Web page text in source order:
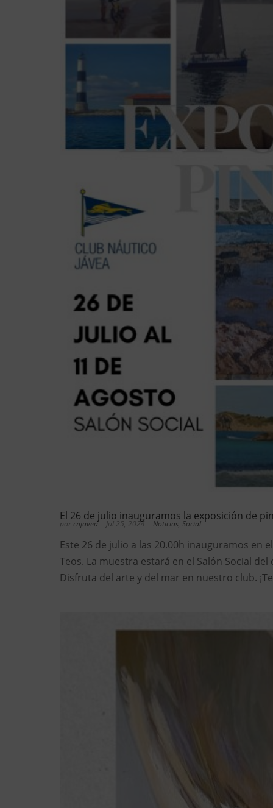
El 26 de julio inauguramos la exposición de
por cnjavea| Jul 25, 2024 | Noticias Social
Este 26 de julio a las 20.00h inauguramos en
Teos. La muestra estará en el Salón Social
Disfruta del arte y del mar en nuestro club.